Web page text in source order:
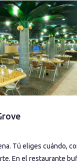
Tú eliges cuándo,
En el restaurante